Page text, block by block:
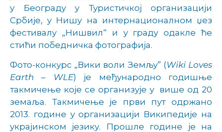
у Београду у Туристичкој организацији
Србије, у Нишу на интернационалном џез
фестивалу „Нишвил“ и у граду одакле ће
стићи победничка фотографија.
Фото-конкурс „Вики воли Земљу” (Wiki Loves
Earth – WLE) је међународно годишње
такмичење које се организује у више од 20
земаља. Такмичење је први пут одржано
2013. године у организацији Википедије на
украјинском језику. Прошле године је на